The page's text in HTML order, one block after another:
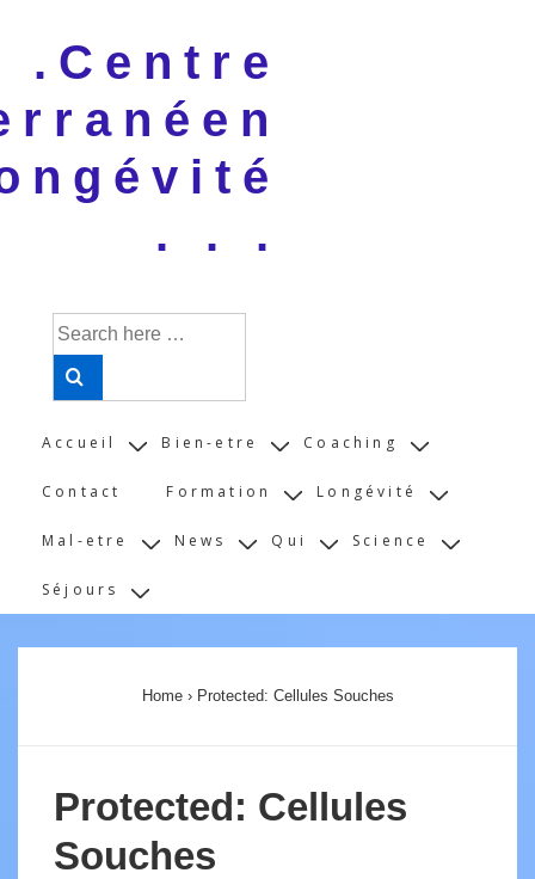
Main
.Centre
. . .
Search
for:
Main
Accueil Bien-etre Coaching
Contact Formation Longévité
Mal-etre News Qui Science
Séjours
Home › Protected: Cellules Souches
Protected: Cellules
Souches